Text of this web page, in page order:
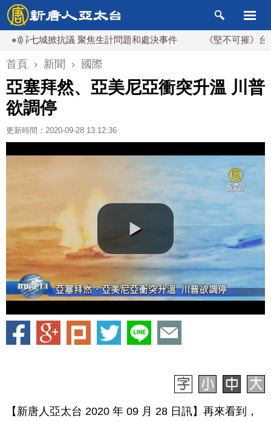
城掀抗議 聚焦生計問題和處決事件 《堅不可摧》台中特
首頁 › 新聞 › 國際
亞塞拜然、亞美尼亞衝突升溫 川普
欲調停
更新時間：2020-09-28 13:12:36
【新唐人亞太台 2020 年 09 月 28 日訊】再來看到，